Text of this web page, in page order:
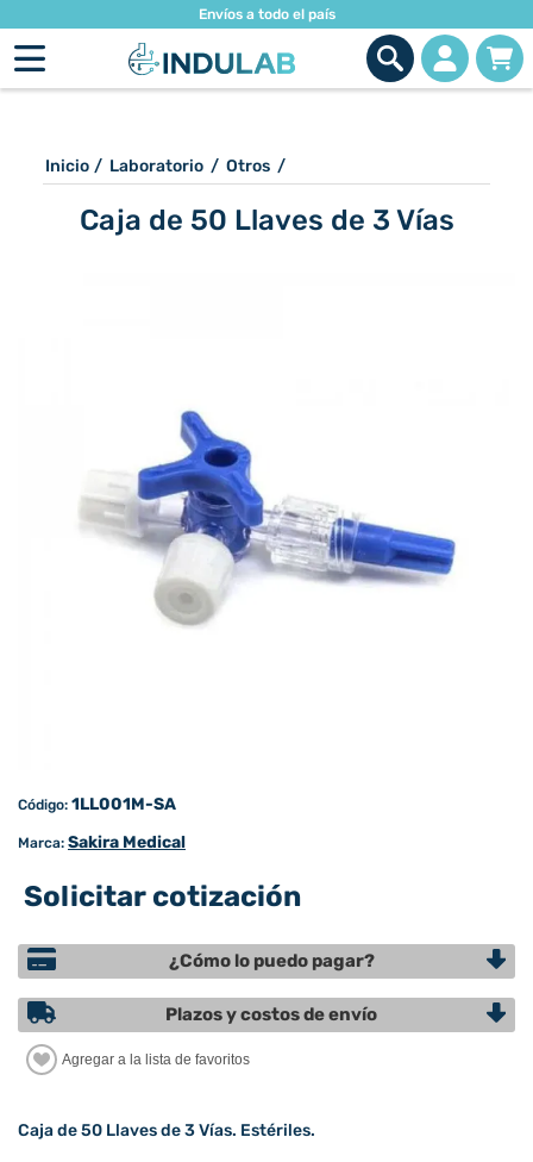
Envíos a todo el país
Inicio / Laboratorio / Otros /
Caja de 50 Llaves de 3 Vías
Código: 1LL001M-SA
Marca: Sakira Medical
Solicitar cotización
¿Cómo lo puedo pagar?
Plazos y costos de envío
Caja de 50 Llaves de 3 Vías. Estériles.